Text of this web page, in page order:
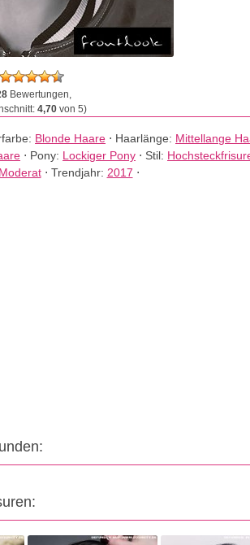
Bewertungen,
4,70von 5)
Blonde Haare ⋅ Haarlänge: Mittellange
⋅ Pony: Lockiger Pony ⋅ Stil:
⋅ Trendjahr: 2017 ⋅